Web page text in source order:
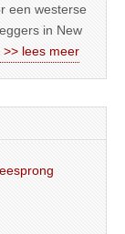
een westerse
in New
>> lees meer
tweesprong